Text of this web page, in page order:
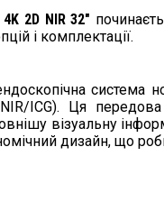
Візок
2D NIR 32″
і комплектації.
система
ICG). Ця
візуальну
дизайн, що